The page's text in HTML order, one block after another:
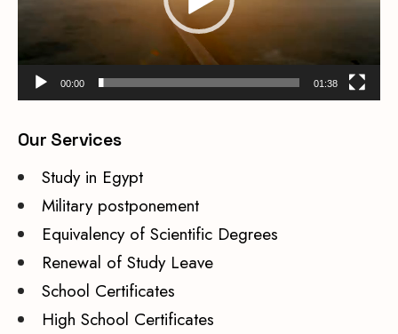
00:00 01:38
Our Services
Study in Egypt
Military postponement
Equivalency of Scientific Degrees
Renewal of Study Leave
School Certificates
High School Certificates